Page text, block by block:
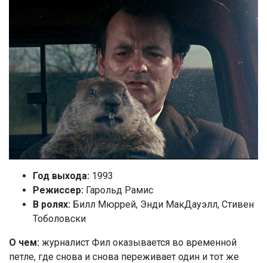
Год выхода: 1993
Режиссер: Гарольд Рамис
В ролях: Билл Мюррей, Энди МакДауэлл, Стивен
Тоболовски
О чем: журналист Фил оказывается во временной
петле, где снова и снова переживает один и тот же